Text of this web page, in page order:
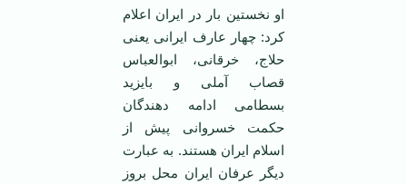
او نخستین بار در ایران اعلام
کرد: چهار عارف ایرانی یعنی
حلاج، خرقانی، ابوالعباس
قصاب آملی و بایزید
بسطامی ادامه دهندگان
حکمت خسروانی پیش از
اسلام ایران هستند. به عبارت
دیگر عرفان ایران محل بروز